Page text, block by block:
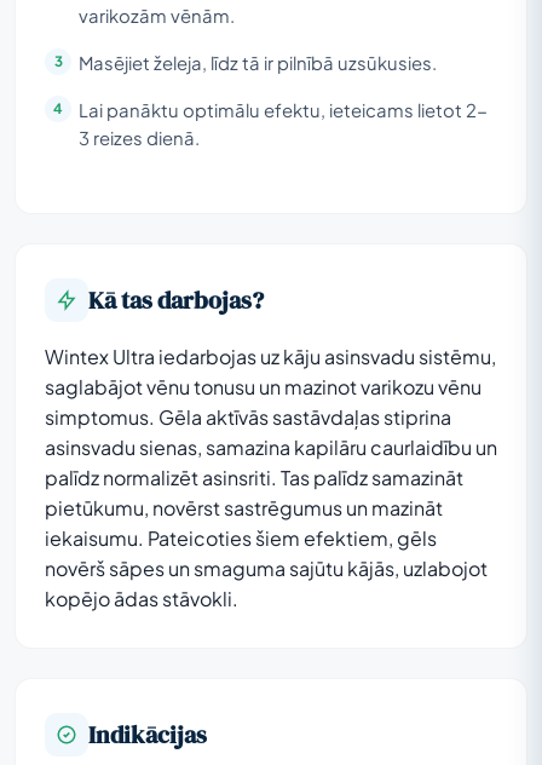
varikozām vēnām.
Masējiet želeja, līdz tā ir pilnībā uzsūkusies.
Lai panāktu optimālu efektu, ieteicams lietot 2-
3 reizes dienā.
Kā tas darbojas?
Wintex Ultra iedarbojas uz kāju asinsvadu sistēmu,
saglabājot vēnu tonusu un mazinot varikozu vēnu
simptomus. Gēla aktīvās sastāvdaļas stiprina
asinsvadu sienas, samazina kapilāru caurlaidību un
palīdz normalizēt asinsriti. Tas palīdz samazināt
pietūkumu, novērst sastrēgumus un mazināt
iekaisumu. Pateicoties šiem efektiem, gēls
novērš sāpes un smaguma sajūtu kājās, uzlabojot
kopējo ādas stāvokli.
Indikācijas